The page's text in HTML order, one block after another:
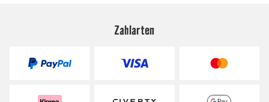
Zahlarten